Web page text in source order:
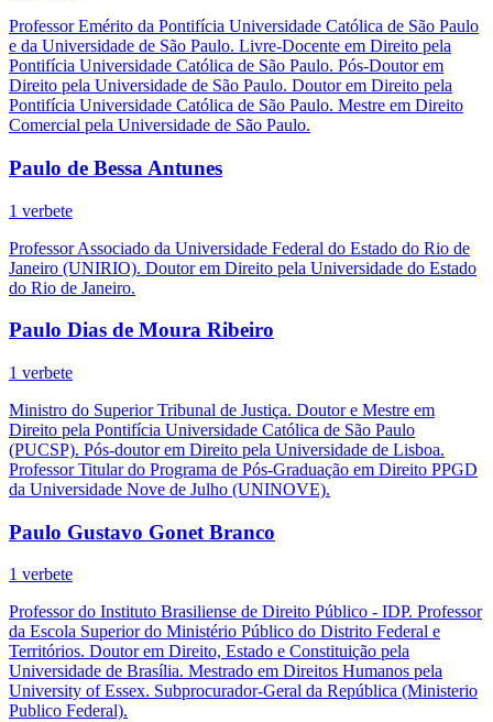
Professor Emérito da Pontifícia Universidade Católica de São Paulo
e da Universidade de São Paulo. Livre-Docente em Direito pela
Pontifícia Universidade Católica de São Paulo. Pós-Doutor em
Direito pela Universidade de São Paulo. Doutor em Direito pela
Pontifícia Universidade Católica de São Paulo. Mestre em Direito
Comercial pela Universidade de São Paulo.
Paulo de Bessa Antunes
1 verbete
Professor Associado da Universidade Federal do Estado do Rio de
Janeiro (UNIRIO). Doutor em Direito pela Universidade do Estado
do Rio de Janeiro.
Paulo Dias de Moura Ribeiro
1 verbete
Ministro do Superior Tribunal de Justiça. Doutor e Mestre em
Direito pela Pontifícia Universidade Católica de São Paulo
(PUCSP). Pós-doutor em Direito pela Universidade de Lisboa.
Professor Titular do Programa de Pós-Graduação em Direito PPGD
da Universidade Nove de Julho (UNINOVE).
Paulo Gustavo Gonet Branco
1 verbete
Professor do Instituto Brasiliense de Direito Público - IDP. Professor
da Escola Superior do Ministério Público do Distrito Federal e
Territórios. Doutor em Direito, Estado e Constituição pela
Universidade de Brasília. Mestrado em Direitos Humanos pela
University of Essex. Subprocurador-Geral da República (Ministerio
Publico Federal).